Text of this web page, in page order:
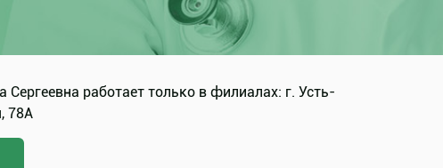
работает только в филиалах: г. Усть-
78А